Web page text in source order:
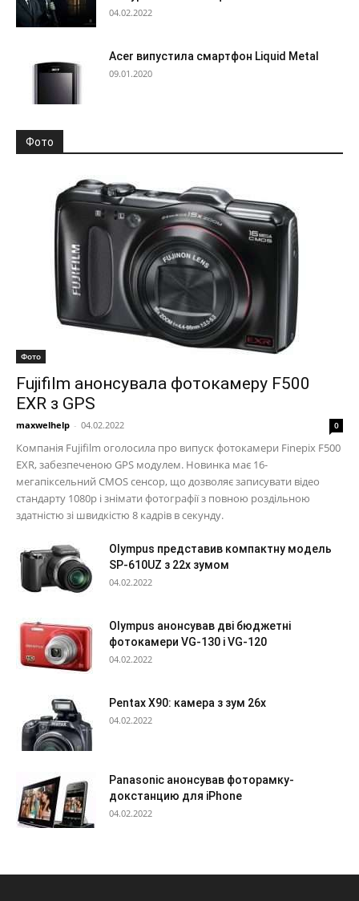
04.02.2022
Acer випустила смартфон Liquid Metal
09.01.2020
Фото
Фото
Fujifilm анонсувала фотокамеру F500
EXR з GPS
maxwelhelp - 04.02.2022 0
Компанія Fujifilm оголосила про випуск фотокамери Finepix F500
EXR, забезпеченою GPS модулем. Новинка має 16-
мегапіксельний CMOS сенсор, що дозволяє записувати відео
стандарту 1080p і знімати фотографії з повною роздільною
здатністю зі швидкістю 8 кадрів в секунду.
Olympus представив компактну модель
SP-610UZ з 22х зумом
04.02.2022
Olympus анонсував дві бюджетні
фотокамери VG-130 і VG-120
04.02.2022
Pentax X90: камера з зум 26х
04.02.2022
Panasonic анонсував фоторамку-
докстанцию для iPhone
04.02.2022